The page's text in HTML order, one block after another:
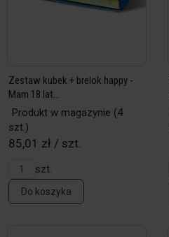
Zestaw kubek + brelok happy -
Mam 18 lat...
Produkt w magazynie (4
szt.)
85,01 zł / szt.
szt.
Do koszyka